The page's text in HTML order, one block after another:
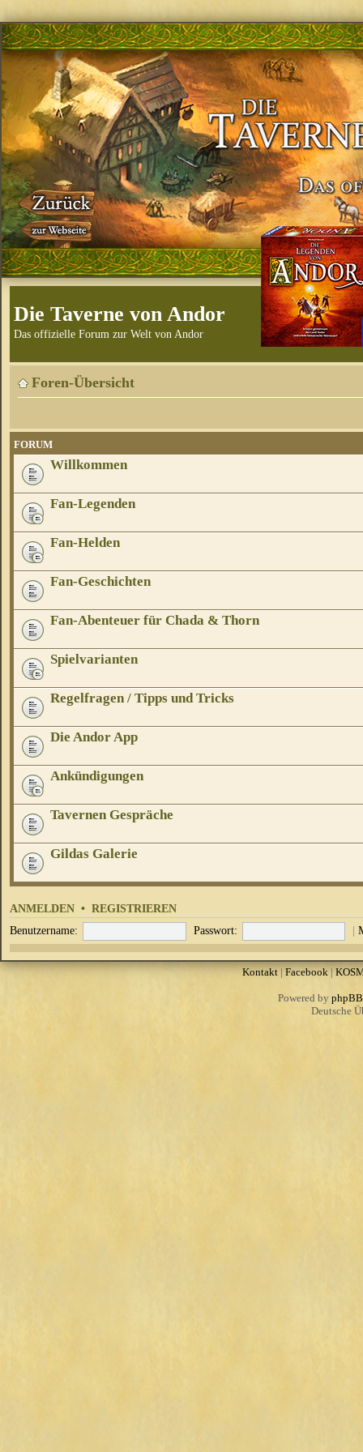
Die Taverne von Andor
Das offizielle Forum zur Welt von Andor
Foren-Übersicht
FORUM
Willkommen
Fan-Legenden
Fan-Helden
Fan-Geschichten
Fan-Abenteuer für Chada & Thorn
Spielvarianten
Regelfragen / Tipps und Tricks
Die Andor App
Ankündigungen
Tavernen Gespräche
Gildas Galerie
ANMELDEN • REGISTRIEREN
Benutzername: Passwort: |
Kontakt| Facebook|
Powered by phpBB
Deutsche